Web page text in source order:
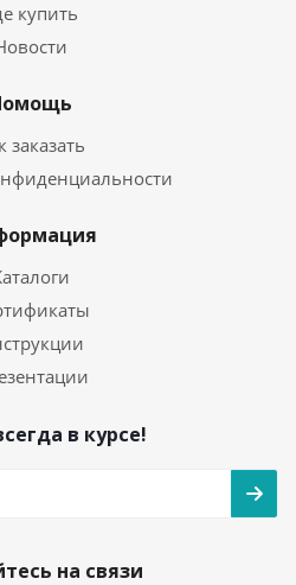
купить
заказать
в курсе!
на связи